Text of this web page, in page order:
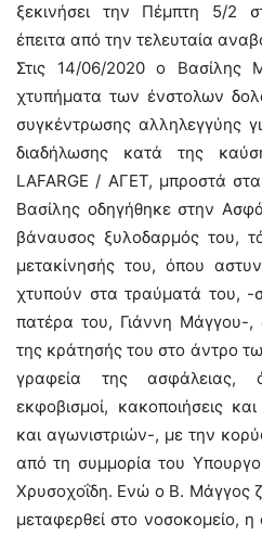
ξεκινήσει την Πέμπτη 5/2
έπειτα από την τελευταία
Στις 14/06/2020 ο Βασίλης
χτυπήματα των ένστολων
συγκέντρωσης αλληλεγγύης
διαδήλωσης κατά της
LAFARGE / ΑΓΕΤ, μπροστά
Βασίλης οδηγήθηκε στην
βάναυσος ξυλοδαρμός του,
μετακίνησής του, όπου
χτυπούν στα τραύματά του,
πατέρα του, Γιάννη Μάγγου-,
της κράτησής του στο άντρο
γραφεία της ασφάλειας,
εκφοβισμοί, κακοποιήσεις
και αγωνιστριών-, με την
από τη συμμορία του
Χρυσοχοΐδη. Ενώ ο Β. Μάγγος
μεταφερθεί στο νοσοκομείο,